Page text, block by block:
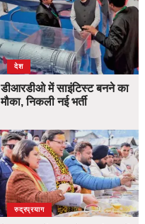
देश
डीआरडीओ में साइंटिस्ट बनने का
मौका, निकली नई भर्ती
उत्तराखंड
देश
रुद्रप्रयाग